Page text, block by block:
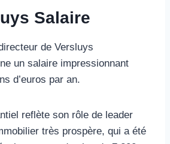
Salaire
de Versluys
un salaire impressionnant
d’euros par an.
reflète son rôle de leader
très prospère, qui a été